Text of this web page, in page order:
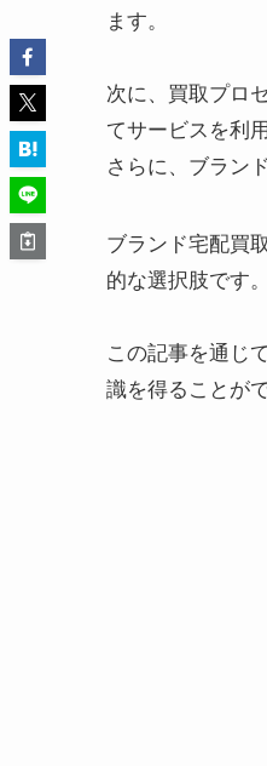
ます。
次に、買取プロ
てサービスを利
さらに、ブラン
ブランド宅配買
的な選択肢です。
この記事を通じ
識を得ることが